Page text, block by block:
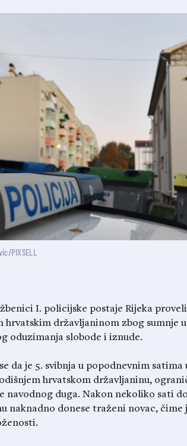
PIXSELL
I. policijske postaje Rijeka
hrvatskim državljaninom zbog sumnje
oduzimanja slobode i iznude.
da je 5. svibnja u popodnevnim
hrvatskom državljaninu,
navodnog duga. Nakon nekoliko sati
naknadno donese traženi novac, čime